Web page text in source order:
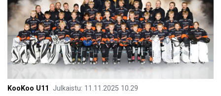
KooKoo U11 Julkaistu: 11.11.2025 10.29